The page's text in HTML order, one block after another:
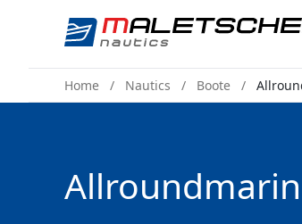
Home Nautics Boote